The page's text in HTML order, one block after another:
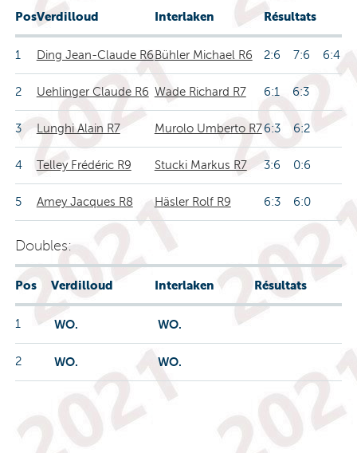
PosVerdilloud Interlaken Résultats
1 Ding Jean-Claude R6 Bühler Michael R6 2:6 7:6 6:4
2 Uehlinger Claude R6 Wade Richard R7 6:1 6:3
3 Lunghi Alain R7 Murolo Umberto R7 6:3 6:2
4 Telley Frédéric R9 Stucki Markus R7 3:6 0:6
5 Amey Jacques R8 Häsler Rolf R9 6:3 6:0
Doubles:
Pos Verdilloud Interlaken Résultats
1 WO. WO.
2 WO. WO.